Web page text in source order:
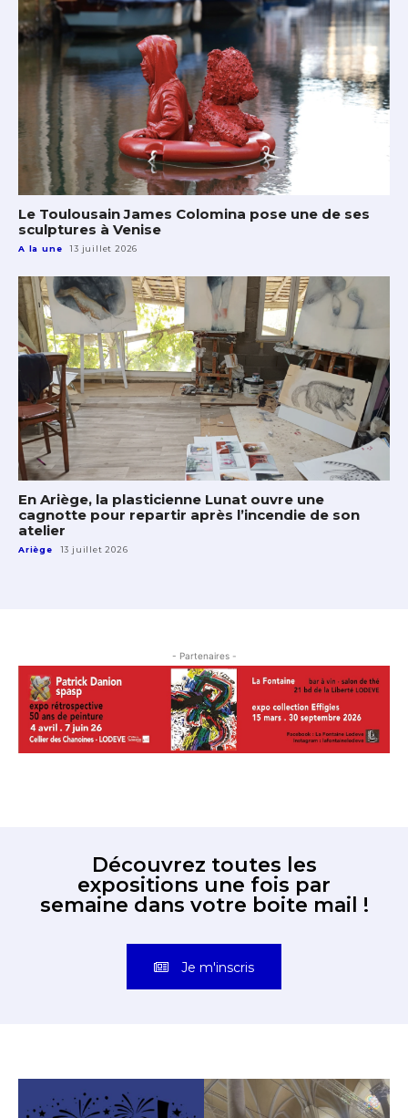
Le Toulousain James Colomina pose une de ses
sculptures à Venise
A la une 13 juillet 2026
En Ariège, la plasticienne Lunat ouvre une
cagnotte pour repartir après l’incendie de son
atelier
Ariège 13 juillet 2026
- Partenaires -
Découvrez toutes les
expositions une fois par
semaine dans votre boite mail !
Je m'inscris